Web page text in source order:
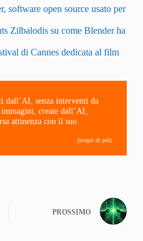
software open source usato per
Zilbalodis su come Blender ha
di Cannes dedicata al film
dall’AI, senza interventi da
immagini, create dall’AI,
attinenza con il suo
(scopri di più)
PROSSIMO